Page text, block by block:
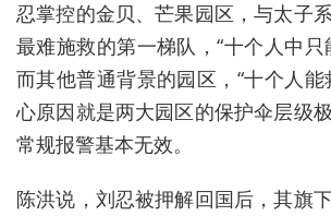
忍掌控的金贝、芒果园区，与太子
最难施救的第一梯队，“十个人中只
而其他普通背景的园区，“十个人能
心原因就是两大园区的保护伞层级
常规报警基本无效。
陈洪说，刘忍被押解回国后，其旗